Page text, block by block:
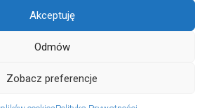
Akceptuję
Odmów
Zobacz preferencje
Wszelkie prawa zastrzeżone.